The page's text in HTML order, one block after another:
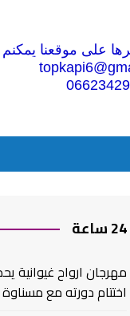
على موقعنا يمكنم
24 ساعة
مهرجان ارواح غيوانية
اختتام دورته مع